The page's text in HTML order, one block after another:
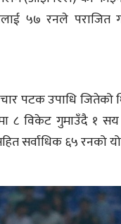
५७ रनले
पटक उपाधि जितेको
८ विकेट गुमाउँदै १ सय
सर्वाधिक ६५ रनको